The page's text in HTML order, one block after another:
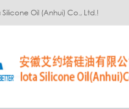
Oil (Anhui) Co., Ltd.!